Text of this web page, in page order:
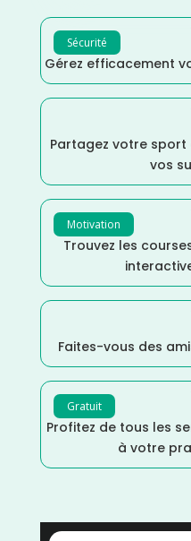
Sécurité
Gérez efficacement
Partagez votre sport
vos
Motivation
Trouvez les
Faites-vous des
Gratuit
Profitez de tous les
à votre